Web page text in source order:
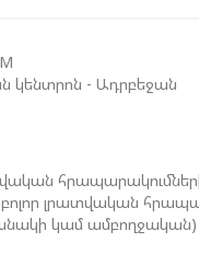
կենտրոն - Ադրբեջան
բոլոր լրատվական
կամ